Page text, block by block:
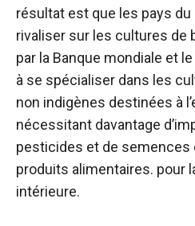
résultat est que les pays
rivaliser sur les cultures de
par la Banque mondiale et
à se spécialiser dans les
non indigènes destinées à
nécessitant davantage
pesticides et de semences
produits alimentaires. pour
intérieure.